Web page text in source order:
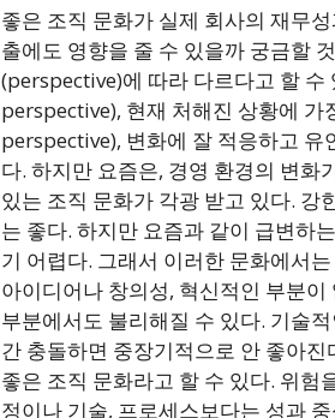
좋은 조직 문화가 실제 회사의 재무
출에도 영향을 줄 수 있을까 궁금할
(perspective)에 따라 다르다고 할
perspective), 현재 처해진 상황에 가
perspective), 변화에 잘 적응하고
다. 하지만 요즘은, 경영 환경의 변
있는 조직 문화가 각광 받고 있다. 강
는 좋다. 하지만 요즘과 같이 급변하
기 어렵다. 그래서 이러한 문화에서
아이디어나 창의성, 혁신적인 부분
부분에서도 불리해질 수 있다. 기술
간 충돌하면 중장기적으로 안 좋아
좋은 조직 문화라고 할 수 있다. 위험
정이나 기술, 프로세스보다는 성과